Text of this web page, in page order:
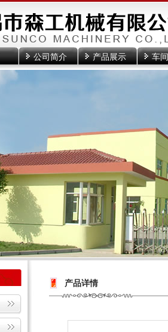
公司简介 产品展示 车
产品详情